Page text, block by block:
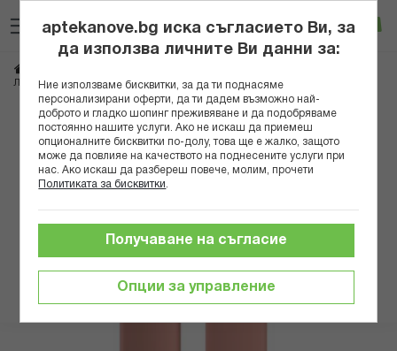
към
съдържанието
Вход
ЛОРЕАЛ INFA MATTE ЧЕРВИЛО 601
Преминете
края
aptekanove.bg иска съгласието Ви, за
да използва личните Ви данни за:
Ние използваме бисквитки, за да ти поднасяме
персонализирани оферти, да ти дадем възможно най-
доброто и гладко шопинг преживяване и да подобряваме
постоянно нашите услуги. Ако не искаш да приемеш
опционалните бисквитки по-долу, това ще е жалко, защото
може да повлияе на качеството на поднесените услуги при
нас. Ако искаш да разбереш повече, молим, прочети
Политиката за бисквитки
Опции за управление
Получаване на съгласие